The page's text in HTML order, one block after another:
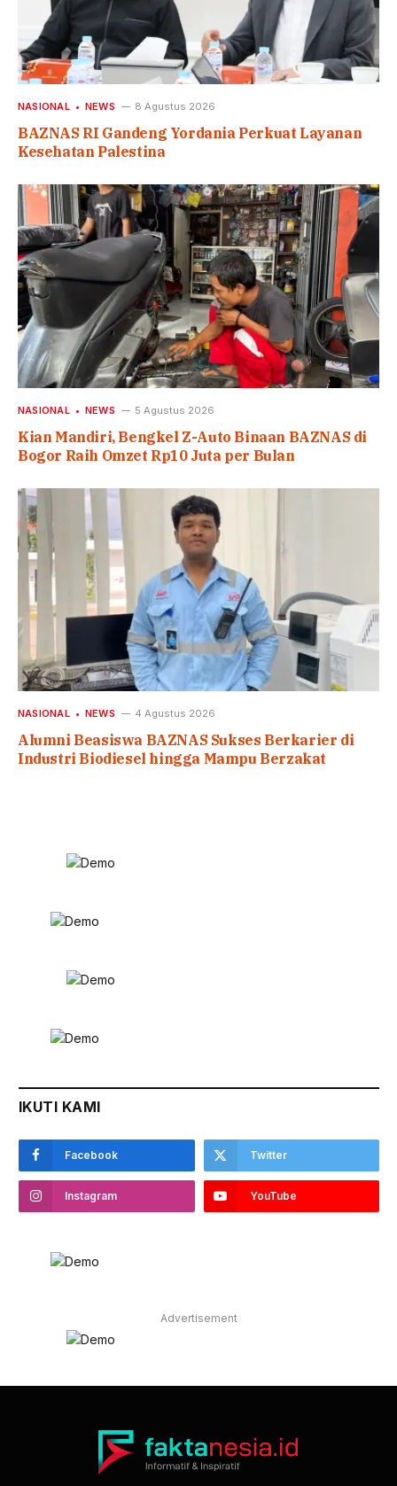
NASIONAL NEWS 8 Agustus 2026
BAZNAS RI Gandeng Yordania Perkuat Layanan
Kesehatan Palestina
NASIONAL NEWS 5 Agustus 2026
Kian Mandiri, Bengkel Z-Auto Binaan BAZNAS di
Bogor Raih Omzet Rp10 Juta per Bulan
NASIONAL NEWS 4 Agustus 2026
Alumni Beasiswa BAZNAS Sukses Berkarier di
Industri Biodiesel hingga Mampu Berzakat
IKUTI KAMI
Facebook Twitter
Instagram YouTube
Advertisement